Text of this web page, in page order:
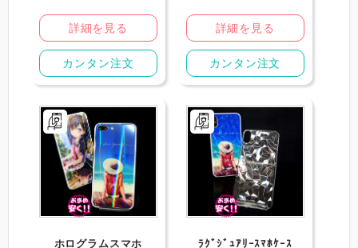
詳細を見る
カンタン注文
詳細を見る
カンタン注文
ホログラムスマホ ﾗｸﾞｼﾞｭｱﾘｰｽﾏﾎｹｰｽ